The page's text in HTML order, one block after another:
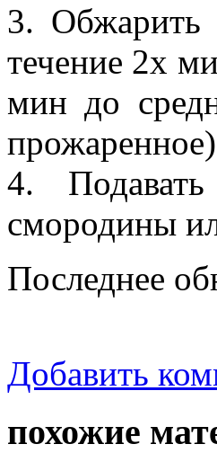
3. Обжарить
течение 2х
мин до
4.
смородины
Последнее
Добавить
похожие